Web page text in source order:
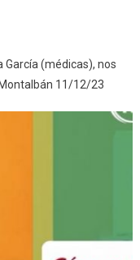
García (médicas), nos
11/12/23